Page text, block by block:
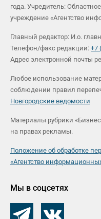
года. Учредитель:
учреждение «Агентство
Главный редактор: И.о.
Телефон/факс редакции: +7
Адрес электронной почты
Любое использование
соблюдении правил
Новгородские ведомости
Материалы рубрики
на правах рекламы.
Положение об обработке
«Агентство
Мы в соцсетях